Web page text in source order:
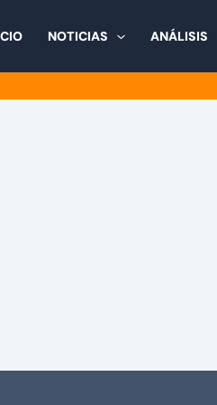
NOTICIAS ANÁLISIS